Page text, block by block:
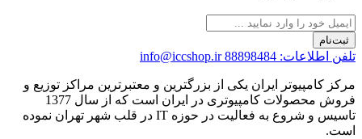
ثبت‌نام
تلفن اطلاعات: 88898484 info@iccshop.ir
مرکز کامپیوتر ایران یکی از بزرگترین و معتبرترین مراکز توزیع و
فروش محصولات کامپیوتری در ایران است که از سال 1377
تاسیس و شروع به فعالیت در حوزه IT در قلب شهر تهران نموده
است.